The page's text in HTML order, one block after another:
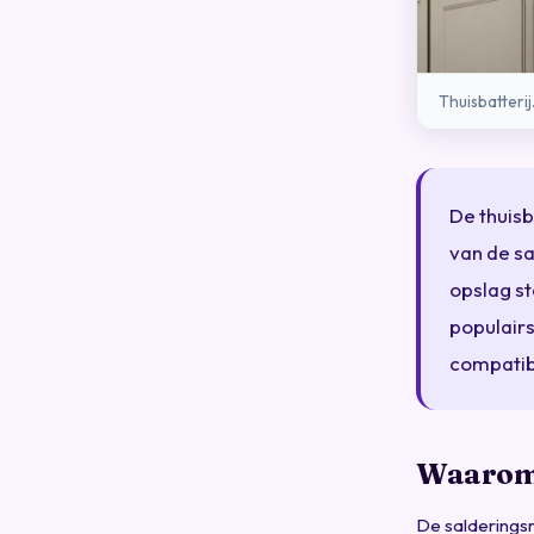
De
van de
opslag
De